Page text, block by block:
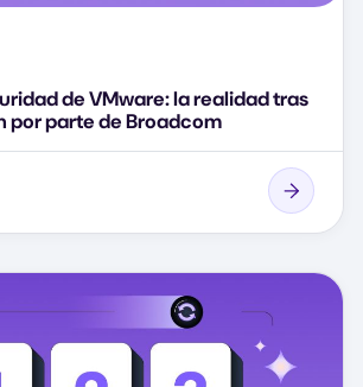
de VMware: la realidad tras
por parte de Broadcom